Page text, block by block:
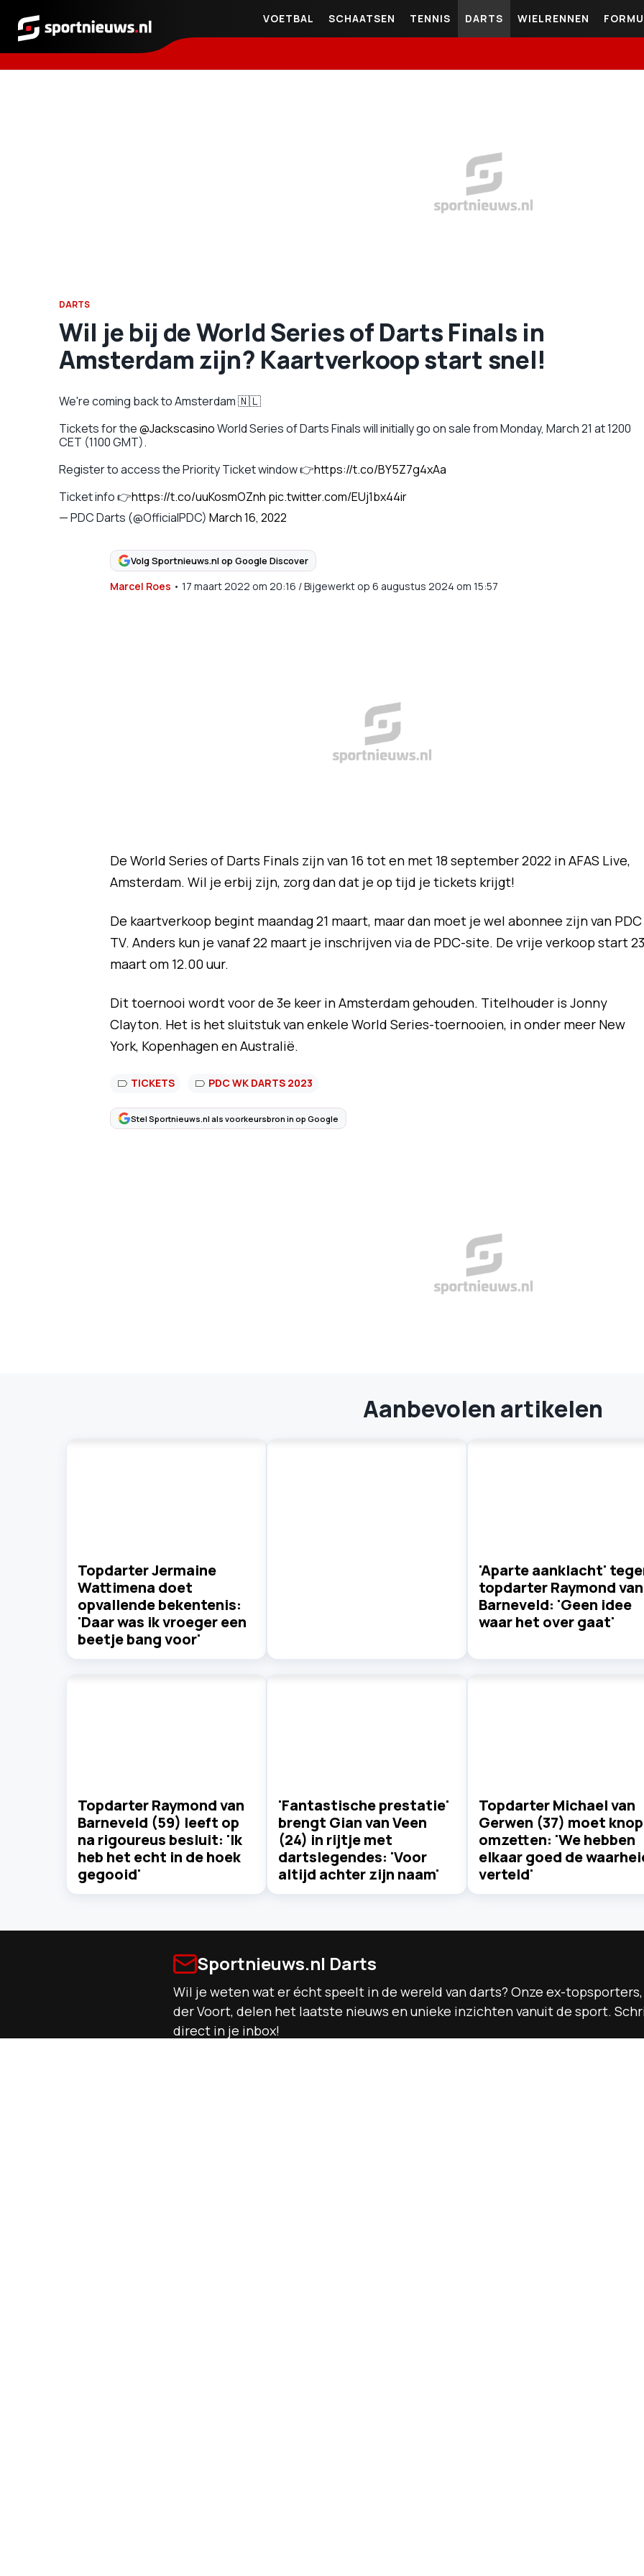
Sportnieuws.nl
VOETBAL SCHAATSEN TENNIS DARTS WIELRENNEN
DARTS
Wil je bij de World Series of Darts Finals in
Amsterdam zijn? Kaartverkoop start snel!
We're coming back to Amsterdam 🇳🇱
Tickets for the@JackscasinoWorld Series of Darts Finals will initially go on sale from Monday, March 21 at 1200
CET (1100 GMT).
Register to access the Priority Ticket window 👉https://t.co/BY5Z7g4xAa
Ticket info 👉https://t.co/uuKosmOZnh pic.twitter.com/EUj1bx44ir
— PDC Darts (@OfficialPDC) March 16, 2022
Volg Sportnieuws.nl op Google Discover
Marcel Roes • 17 maart 2022 om 20:16 /Bijgewerkt op 6 augustus 2024 om 15:57
De World Series of Darts Finals zijn van 16 tot en met 18 september 2022 in AFAS Live,
Amsterdam. Wil je erbij zijn, zorg dan dat je op tijd je tickets krijgt!
De kaartverkoop begint maandag 21 maart, maar dan moet je wel abonnee zijn van PDC
TV. Anders kun je vanaf 22 maart je inschrijven via de PDC-site. De vrije verkoop start 23
maart om 12.00 uur.
Dit toernooi wordt voor de 3e keer in Amsterdam gehouden. Titelhouder is Jonny
Clayton. Het is het sluitstuk van enkele World Series-toernooien, in onder meer New
York, Kopenhagen en Australië.
TICKETS PDC WK DARTS 2023
Stel Sportnieuws.nl als voorkeursbron in op Google
Aanbevolen artikelen
Topdarter Jermaine
Wattimena doet
opvallende bekentenis:
'Daar was ik vroeger een
beetje bang voor'
'Aparte aanklacht'
topdarter Raymond van
Barneveld: 'Geen idee
waar het over gaat'
Topdarter Raymond van
Barneveld (59) leeft op
na rigoureus besluit: 'Ik
heb het echt in de hoek
gegooid'
'Fantastische prestatie'
brengt Gian van Veen
(24) in rijtje met
dartslegendes: 'Voor
altijd achter zijn naam'
Topdarter Michael van
Gerwen (37) moet knop
omzetten: 'We hebben
elkaar goed de
verteld'